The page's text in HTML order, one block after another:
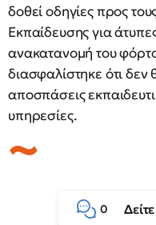
δοθεί οδηγίες προς
Εκπαίδευσης για
ανακατανομή του
διασφαλίστηκε ότι δεν
αποσπάσεις
υπηρεσίες.
0